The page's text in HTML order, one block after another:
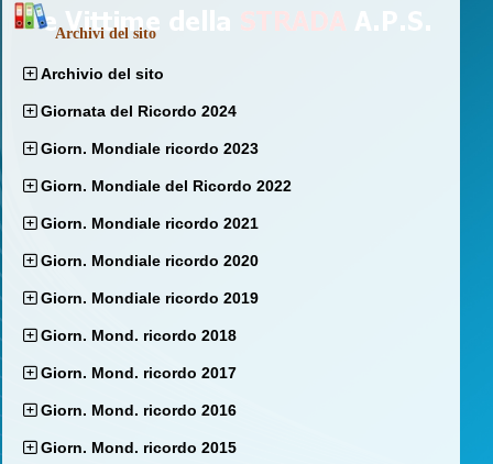
Archivi del sito
Archivio del sito
Giornata del Ricordo 2024
Giorn. Mondiale ricordo 2023
Giorn. Mondiale del Ricordo 2022
Giorn. Mondiale ricordo 2021
Giorn. Mondiale ricordo 2020
Giorn. Mondiale ricordo 2019
Giorn. Mond. ricordo 2018
Giorn. Mond. ricordo 2017
Giorn. Mond. ricordo 2016
Giorn. Mond. ricordo 2015